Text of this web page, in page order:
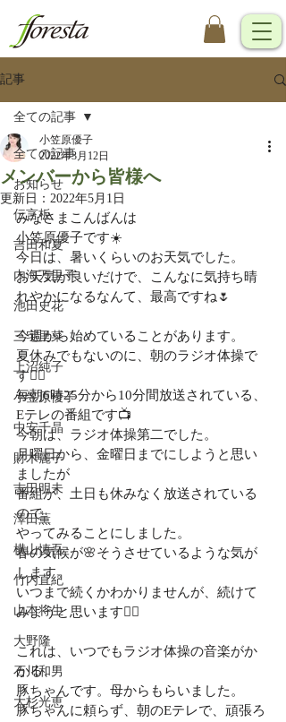
記事
全ての記事
お知らせ
伝言板
吉田和夏
内海万里子
池田史花
三宅里菜
上沼純子
小笠原優子
中安千晶
財木麗子
吉田明未
澤田薫
横山慎吾
竹内直紀
山本将生
大野隆
石川和男
大杉光恵
全ての記事
メンバーから皆様へ
小笠原優子
2022年3月12日
更新日： 2022年5月1日
みなさまこんばんは
小笠原優子です☀️
今日は、暑いくらいのお天気でした。
お天気が良いだけで、こんなに気持ち晴
れやかになるなんて、最高ですね🌷
今週から始めていることがあります。
夏休みでもないのに、朝のラジオ体操で
す🤸‍♂️
毎朝6時25分から10分間放送されている、
Eテレの番組です📺
今朝は、ラジオ体操第二でした。
月曜日から、金曜日までにしようと思い
ましたが
番組が、土日も休みなく放送されている
ので
やってみることにしました。
春の気候が🌸そうさせているような気が
します。
いつまで続くかわかりませんが、続けて
みようと思います🏃‍♀️
これは、いつでもラジオ体操の音楽がか
かる、
豚ちゃんです。母からもらいました。
豚ちゃんに頼らず、朝のEテレで、頑張ろ